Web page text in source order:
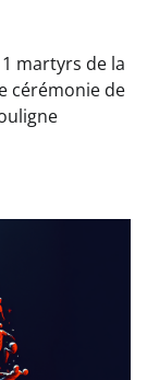
martyrs de la
cérémonie de